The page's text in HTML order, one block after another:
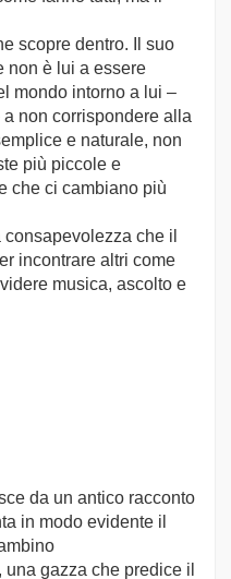
scopre dentro. Il suo
non è lui a essere
mondo intorno a lui –
non corrispondere alla
e naturale, non
più piccole e
che ci cambiano più
che il
incontrare altri come
musica, ascolto e
da un antico racconto
in modo evidente il
gazza che predice il